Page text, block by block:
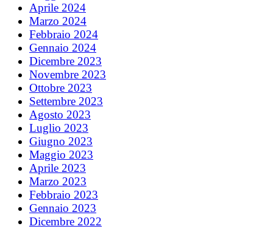
Aprile 2024
Marzo 2024
Febbraio 2024
Gennaio 2024
Dicembre 2023
Novembre 2023
Ottobre 2023
Settembre 2023
Agosto 2023
Luglio 2023
Giugno 2023
Maggio 2023
Aprile 2023
Marzo 2023
Febbraio 2023
Gennaio 2023
Dicembre 2022